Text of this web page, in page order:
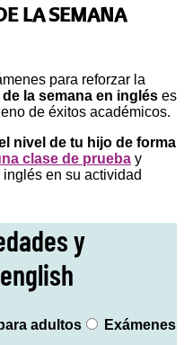
LA SEMANA
para reforzar la
la semana en inglés es
de éxitos académicos.
nivel de tu hijo de forma
clase de prueba y
en su actividad
y
adultos
Exámenes